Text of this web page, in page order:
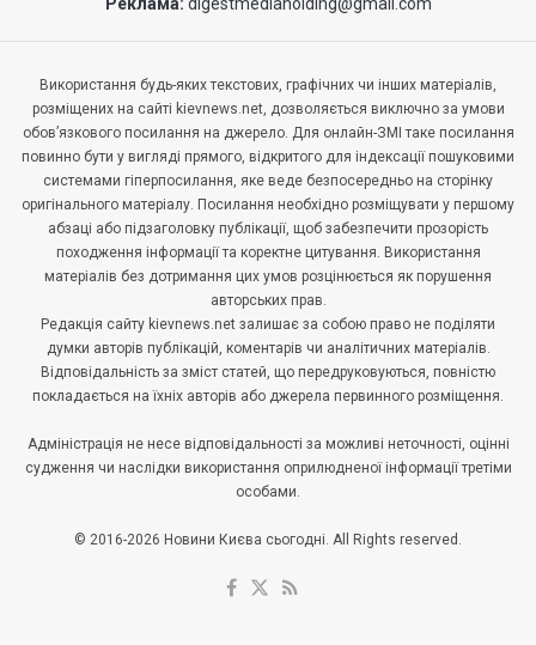
Реклама: digestmediaholding@gmail.com
Використання будь-яких текстових, графічних чи інших матеріалів,
розміщених на сайті kievnews.net, дозволяється виключно за умови
обов’язкового посилання на джерело. Для онлайн-ЗМІ таке посилання
повинно бути у вигляді прямого, відкритого для індексації пошуковими
системами гіперпосилання, яке веде безпосередньо на сторінку
оригінального матеріалу. Посилання необхідно розміщувати у першому
абзаці або підзаголовку публікації, щоб забезпечити прозорість
походження інформації та коректне цитування. Використання
матеріалів без дотримання цих умов розцінюється як порушення
авторських прав.
Редакція сайту kievnews.net залишає за собою право не поділяти
думки авторів публікацій, коментарів чи аналітичних матеріалів.
Відповідальність за зміст статей, що передруковуються, повністю
покладається на їхніх авторів або джерела первинного розміщення.
Адміністрація не несе відповідальності за можливі неточності, оцінні
судження чи наслідки використання оприлюдненої інформації третіми
особами.
© 2016-2026 Новини Києва сьогодні. All Rights reserved.